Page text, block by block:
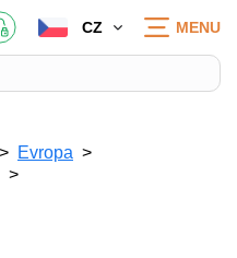
CZ MENU
Evropa